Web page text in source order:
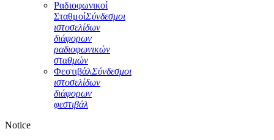
Ραδιοφωνικοί
ΣταθμοίΣύνδεσμοι
ιστοσελίδων
διάφορων
ραδιοφωνικών
σταθμών
ΦεστιβάλΣύνδεσμοι
ιστοσελίδων
διάφορων
φεστιβάλ
Notice